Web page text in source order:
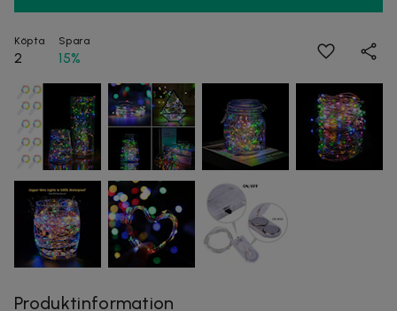
Köpta
2
Spara
15%
Produktinformation